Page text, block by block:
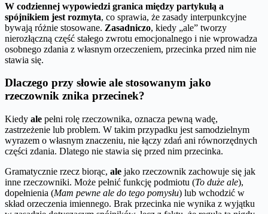
W codziennej wypowiedzi granica między partykułą a
spójnikiem jest rozmyta, co sprawia, że zasady interpunkcyjne
bywają różnie stosowane. Zasadniczo, kiedy „ale” tworzy
nierozłączną część stałego zwrotu emocjonalnego i nie wprowadza
osobnego zdania z własnym orzeczeniem, przecinka przed nim nie
stawia się.
Dlaczego przy słowie ale stosowanym jako
rzeczownik znika przecinek?
Kiedy ale pełni rolę rzeczownika, oznacza pewną wadę,
zastrzeżenie lub problem. W takim przypadku jest samodzielnym
wyrazem o własnym znaczeniu, nie łączy zdań ani równorzędnych
części zdania. Dlatego nie stawia się przed nim przecinka.
Gramatycznie rzecz biorąc, ale jako rzeczownik zachowuje się jak
inne rzeczowniki. Może pełnić funkcję podmiotu (To duże ale),
dopełnienia (Mam pewne ale do tego pomysłu) lub wchodzić w
skład orzeczenia imiennego. Brak przecinka nie wynika z wyjątku